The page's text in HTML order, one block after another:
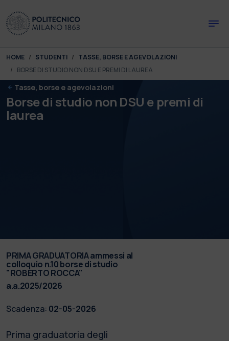
You are here:
HOME STUDENTI
TASSE, BORSE E AGEVOLAZIONI
BORSE DI STUDIO NON DSU E PREMI DI LAUREA
Tasse, borse e agevolazioni
Borse di studio non DSU e premi di
laurea
PRIMA GRADUATORIA ammessi al
colloquio n.10 borse di studio
"ROBERTO ROCCA"
a.a.2025/2026
Scadenza: 02-05-2026
Prima graduatoria degli